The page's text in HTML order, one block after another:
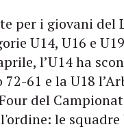
per i giovani del
U14, U16 e
l’U14 ha
61 e la U18
del
le squadre